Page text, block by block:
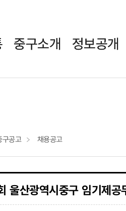
중구소개 정보공개
구공고 채용공고
울산광역시중구 임기제공